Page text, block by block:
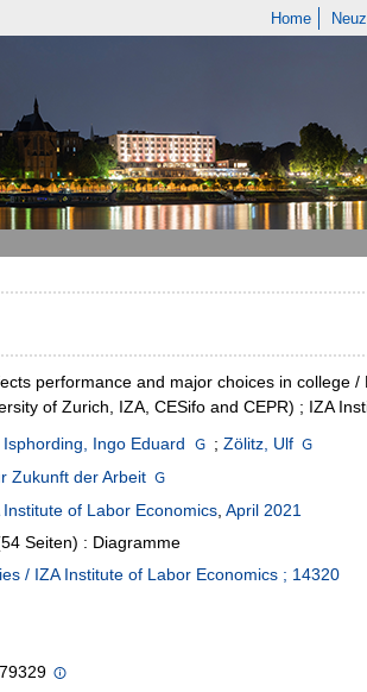
Home
performance and major choices in college
of Zurich, IZA, CESifo and CEPR) ; IZA
Isphording, Ingo Eduard ; Zölitz, Ulf
Zukunft der Arbeit
Institute of Labor Economics, April 2021
Seiten) : Diagramme
/ IZA Institute of Labor Economics ; 14320